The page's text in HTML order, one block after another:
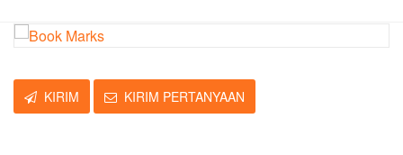
KIRIM KIRIM PERTANYAAN